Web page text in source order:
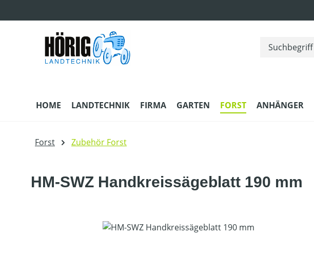
HOME LANDTECHNIK FIRMA GARTEN FORST ANHÄNGER
Forst Zubehör Forst
HM-SWZ Handkreissägeblatt 190 mm
Bildergalerie überspringen